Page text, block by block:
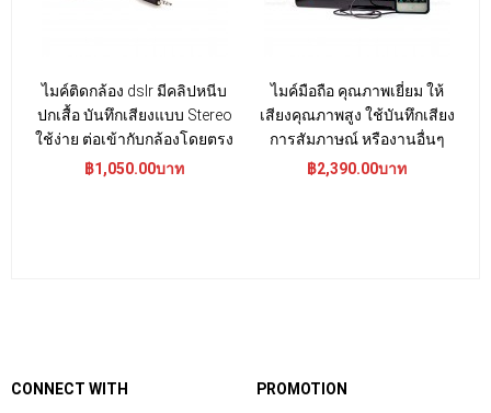
ไมค์ติดกล้อง dslr มีคลิปหนีบ
ปกเสื้อ บันทึกเสียงแบบ Stereo
ใช้ง่าย ต่อเข้ากับกล้องโดยตรง
฿1,050.00บาท
ไมค์มือถือ คุณภาพเยี่ยม ให้
เสียงคุณภาพสูง ใช้บันทึกเสียง
การสัมภาษณ์ หรืองานอื่นๆ
฿2,390.00บาท
CONNECT WITH PROMOTION